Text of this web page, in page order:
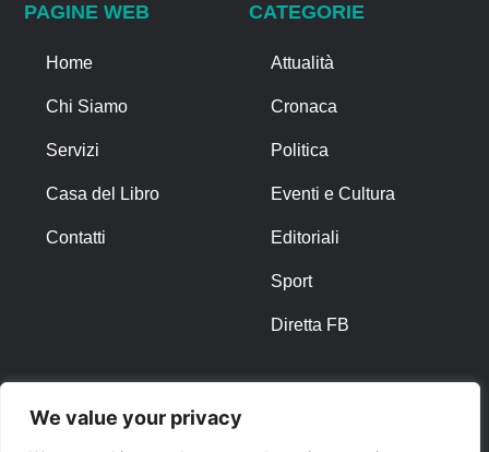
We value your privacy
PAGINE WEB
Home
Chi Siamo
Servizi
Casa del Libro
Contatti
CATEGORIE
Attualità
Cronaca
Politica
Eventi e Cultura
Editoriali
Sport
Diretta FB